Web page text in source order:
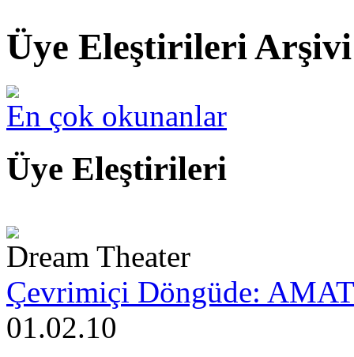
Üye Eleştirileri Arşivi
En çok okunanlar
Üye Eleştirileri
Dream Theater
Çevrimiçi Döngüde: AMAT
01.02.10